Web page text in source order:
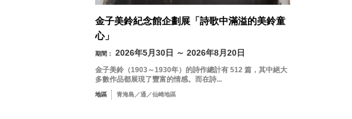
金子美鈴紀念館企劃展「詩歌中滿溢的美鈴童
心」
期間： 2026年5月30日 ～ 2026年8月20日
金子美鈴（1903～1930年）的詩作總計有 512 篇，其中絕大
多數作品都展現了豐富的情感。而在詩...
地區 青海島／通／仙崎地區